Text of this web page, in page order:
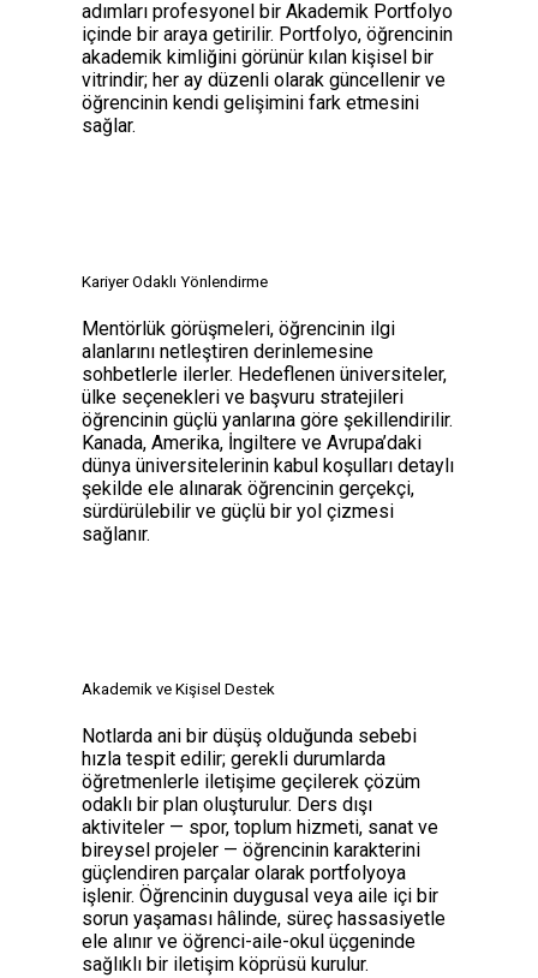
adımları profesyonel bir Akademik Portfolyo
içinde bir araya getirilir. Portfolyo, öğrencinin
akademik kimliğini görünür kılan kişisel bir
vitrindir; her ay düzenli olarak güncellenir ve
öğrencinin kendi gelişimini fark etmesini
sağlar.
Kariyer Odaklı Yönlendirme
Mentörlük görüşmeleri, öğrencinin ilgi
alanlarını netleştiren derinlemesine
sohbetlerle ilerler. Hedeflenen üniversiteler,
ülke seçenekleri ve başvuru stratejileri
öğrencinin güçlü yanlarına göre şekillendirilir.
Kanada, Amerika, İngiltere ve Avrupa’daki
dünya üniversitelerinin kabul koşulları detaylı
şekilde ele alınarak öğrencinin gerçekçi,
sürdürülebilir ve güçlü bir yol çizmesi
sağlanır.
Akademik ve Kişisel Destek
Notlarda ani bir düşüş olduğunda sebebi
hızla tespit edilir; gerekli durumlarda
öğretmenlerle iletişime geçilerek çözüm
odaklı bir plan oluşturulur. Ders dışı
aktiviteler — spor, toplum hizmeti, sanat ve
bireysel projeler — öğrencinin karakterini
güçlendiren parçalar olarak portfolyoya
işlenir. Öğrencinin duygusal veya aile içi bir
sorun yaşaması hâlinde, süreç hassasiyetle
ele alınır ve öğrenci-aile-okul üçgeninde
sağlıklı bir iletişim köprüsü kurulur.